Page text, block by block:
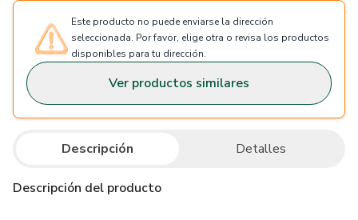
Este producto no puede enviarse la dirección
seleccionada. Por favor, elige otra o revisa los productos
disponibles para tu dirección.
Ver productos similares
Descripción Detalles
Descripción del producto